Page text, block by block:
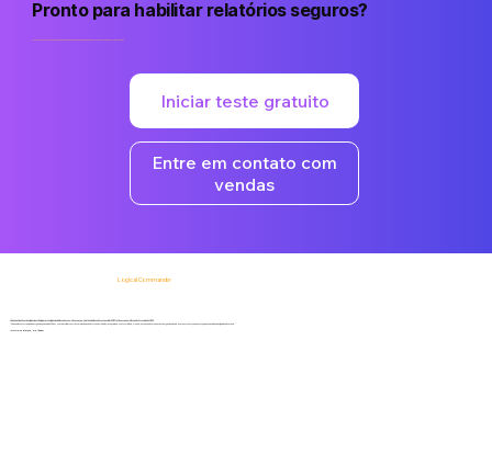
Pronto para habilitar relatórios seguros?
Iniciar teste gratuito
Entre em contato com
vendas
Logical Commander